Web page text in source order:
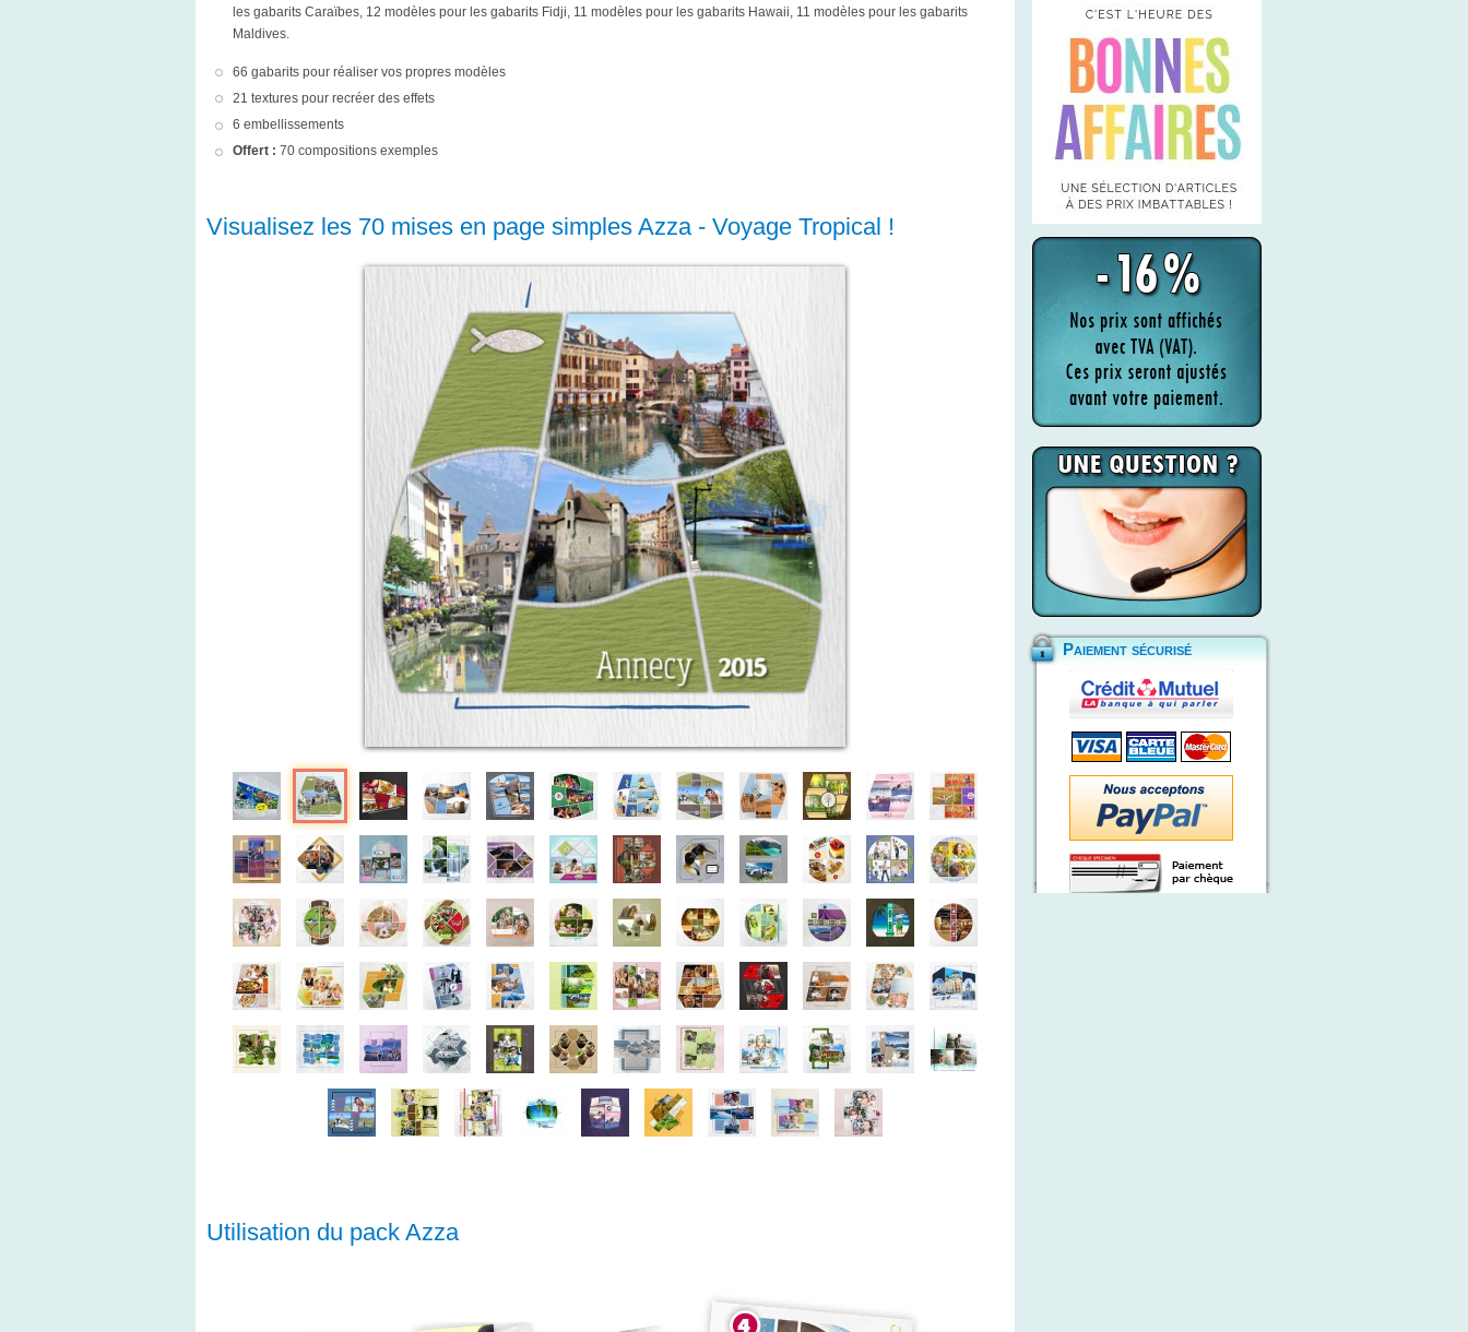
les gabarits Caraïbes, 12 modèles pour les gabarits Fidji, 11 modèles pour les gabarits Hawaii, 11 modèles pour les gabarits
Maldives.
66 gabarits pour réaliser vos propres modèles
21 textures pour recréer des effets
6 embellissements
Offert : 70 compositions exemples
Visualisez les 70 mises en page simples Azza - Voyage Tropical !
Utilisation du pack Azza
Paiement sécurisé